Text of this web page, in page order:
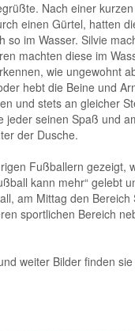
Nach einer
einen Gürtel, hatten
so im Wasser. Silvie
machten diese im
wie ungewohnt
hebt die Beine und
und stets an gleicher
jeder seinen Spaß und
der Dusche.
Fußballern gezeigt,
kann mehr“ gelebt
am Mittag den Bereich
sportlichen Bereich
weiter Bilder finden